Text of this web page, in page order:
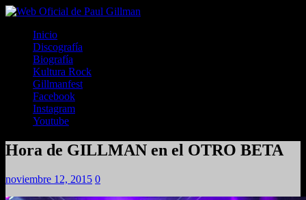
Inicio
Discografía
Biografía
Kultura Rock
Gillmanfest
Facebook
Instagram
Youtube
Hora de GILLMAN en el OTRO BETA
noviembre 12, 2015 0